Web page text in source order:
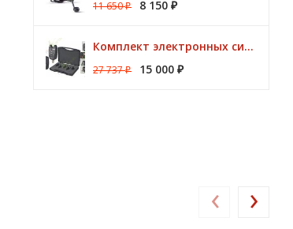
11 650₽ 8 150 ₽
Комплект электронных сигнализаторов TRAPER Prestige 4+1
27 737₽ 15 000 ₽
‹ ›